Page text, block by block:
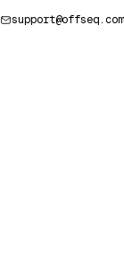
support@offseq.com